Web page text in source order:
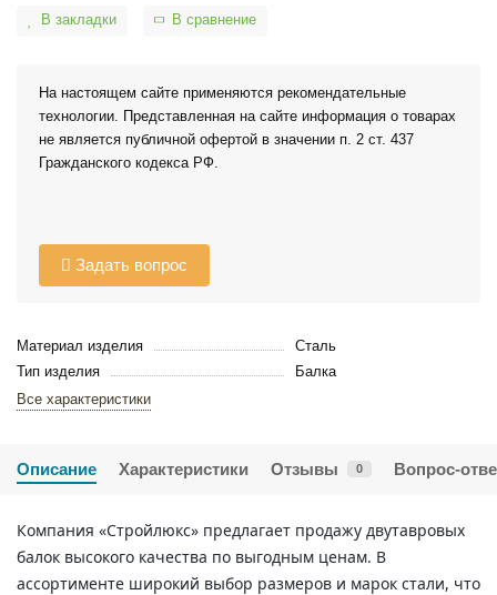
В закладки В сравнение
На настоящем сайте применяются рекомендательные
технологии. Представленная на сайте информация о товарах
не является публичной офертой в значении п. 2 ст. 437
Гражданского кодекса РФ.
Задать вопрос
Материал изделия
Сталь
Тип изделия
Балка
Все характеристики
Описание Характеристики Отзывы 0 Вопрос-
Компания «Стройлюкс» предлагает продажу двутавровых
балок высокого качества по выгодным ценам. В
ассортименте широкий выбор размеров и марок стали, что